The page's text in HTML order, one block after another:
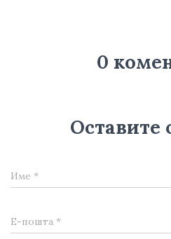
0
Оставите
Име *
Е-пошта *